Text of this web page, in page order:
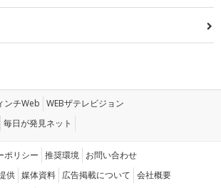
ンチWeb WEBザテレビジョン
毎日が発見ネット
ポリシー 推奨環境 お問い合わせ
供 媒体資料 広告掲載について 会社概要